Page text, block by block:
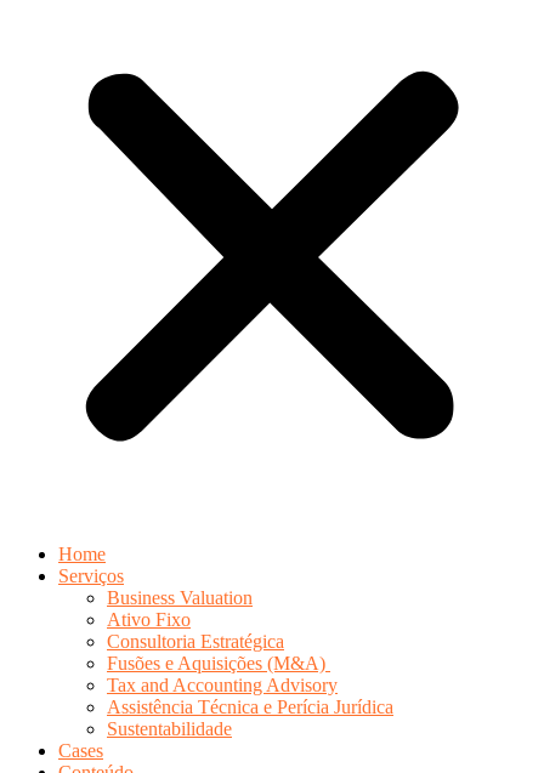
Home
Serviços
Business Valuation
Ativo Fixo
Consultoria Estratégica
Fusões e Aquisições (M&A)
Tax and Accounting Advisory
Assistência Técnica e Perícia Jurídica
Sustentabilidade
Cases